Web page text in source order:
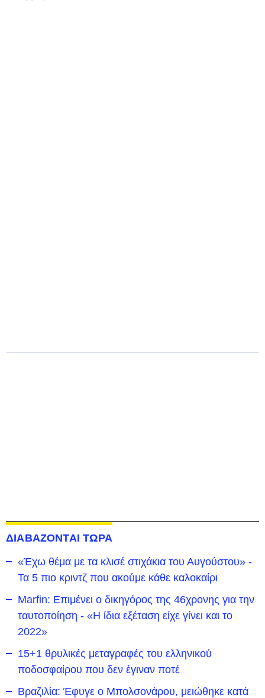
ΔΙΑΒΑΖΟΝΤΑΙ ΤΩΡΑ
«Έχω θέμα με τα κλισέ στιχάκια του Αυγούστου» -
Τα 5 πιο κριντζ που ακούμε κάθε καλοκαίρι
Marfin: Επιμένει ο δικηγόρος της 46χρονης για την
ταυτοποίηση - «Η ίδια εξέταση είχε γίνει και το
2022»
15+1 θρυλικές μεταγραφές του ελληνικού
ποδοσφαίρου που δεν έγιναν ποτέ
Βραζιλία: Έφυγε ο Μπολσονάρου, μειώθηκε κατά